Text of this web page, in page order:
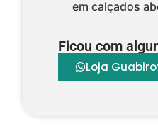
em calçados
Ficou com
Loja